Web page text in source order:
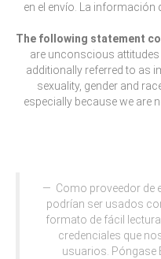
en el envío. La información
The following statement
are unconscious
additionally referred to as
sexuality, gender and
especially because we are
Como proveedor de
podrían ser usados
formato de fácil
credenciales que
usuarios. Póngase